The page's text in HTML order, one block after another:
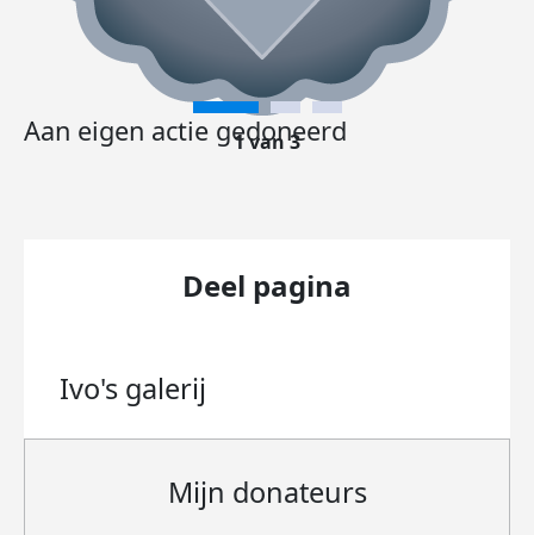
Aan eigen actie gedoneerd
1 van 3
Deel pagina
Ivo's galerij
Mijn donateurs